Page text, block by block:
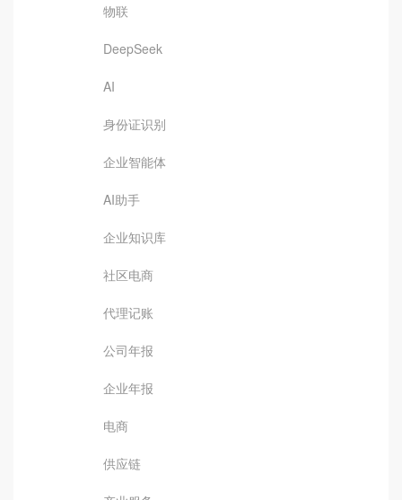
物联
DeepSeek
AI
身份证识别
企业智能体
AI助手
企业知识库
社区电商
代理记账
公司年报
企业年报
电商
供应链